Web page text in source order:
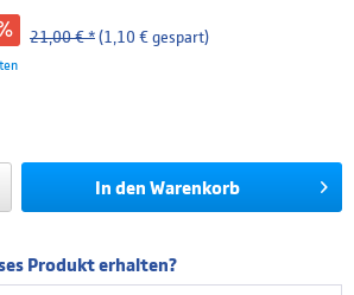
21,00 € *(1,10 € gespart)
In den Warenkorb
Produkt erhalten?